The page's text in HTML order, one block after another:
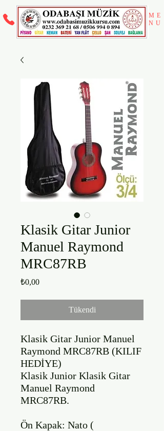
ME
NU
Klasik Gitar Junior
Manuel Raymond
MRC87RB
₺0,00Fiyat
Tükendi
Klasik Gitar Junior Manuel
Raymond MRC87RB (KILIF
HEDİYE)
Klasik Junior Klasik Gitar
Manuel Raymond
MRC87RB.
Ön Kapak: Nato (